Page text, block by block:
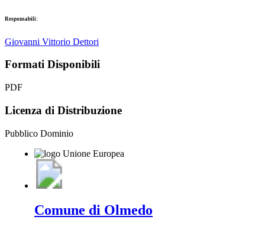
Responsabili:
Giovanni Vittorio Dettori
Formati Disponibili
PDF
Licenza di Distribuzione
Pubblico Dominio
Comune di Olmedo